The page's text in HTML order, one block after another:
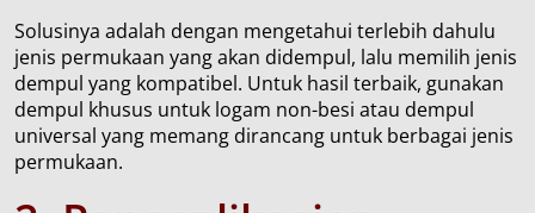
Solusinya adalah dengan mengetahui terlebih dahulu
jenis permukaan yang akan didempul, lalu memilih jenis
dempul yang kompatibel. Untuk hasil terbaik, gunakan
dempul khusus untuk logam non-besi atau dempul
universal yang memang dirancang untuk berbagai jenis
permukaan.